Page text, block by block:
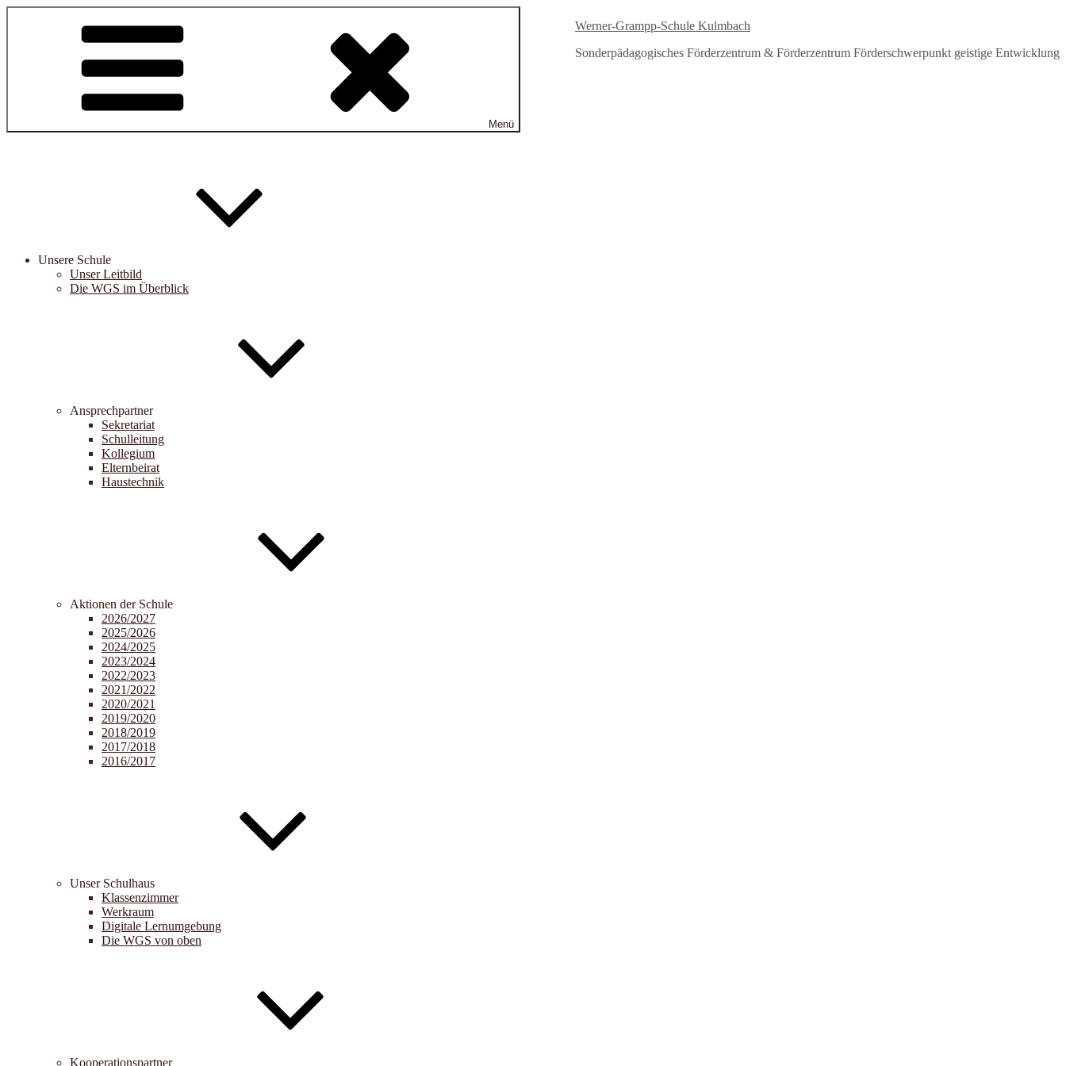
Zum
Werner-Grampp-Schule Kulmbach
Sonderpädagogisches Förderzentrum & Förderzentrum Förderschwerpunkt geistige Entwicklung
Menü
Unsere Schule
Unser Leitbild
Die WGS im Überblick
Ansprechpartner
Sekretariat
Schulleitung
Kollegium
Elternbeirat
Haustechnik
Aktionen der Schule
2026/2027
2025/2026
2024/2025
2023/2024
2022/2023
2021/2022
2020/2021
2019/2020
2018/2019
2017/2018
2016/2017
Unser Schulhaus
Klassenzimmer
Werkraum
Digitale Lernumgebung
Die WGS von oben
Kooperationspartner